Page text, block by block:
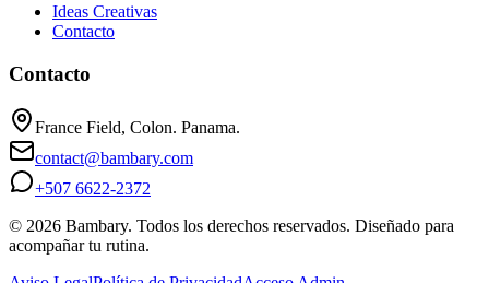
Ideas Creativas
Contacto
Contacto
France Field, Colon. Panama.
contact@bambary.com
+507 6622-2372
© 2026 Bambary. Todos los derechos reservados. Diseñado para
acompañar tu rutina.